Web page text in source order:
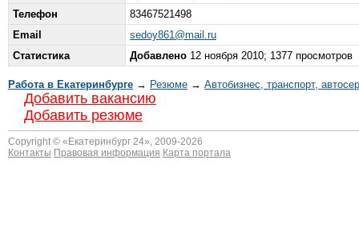
Телефон
83467521498
Email
sedoy861@mail.ru
Статистика
Добавлено 12 ноября 2010; 1377 просмотров
Работа в Екатеринбурге → Резюме → Автобизнес, транспорт,
Добавить вакансию
Добавить резюме
Copyright © « Екатеринбург 24», 2009-2026
Контакты Правовая информация Карта портала